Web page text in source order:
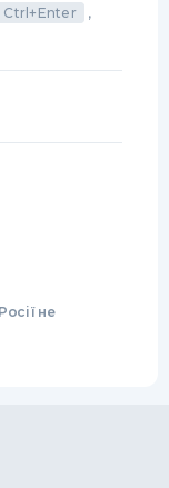
Ctrl+Enter
,
не